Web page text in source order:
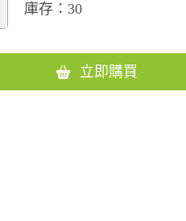
庫存：30
立即購買